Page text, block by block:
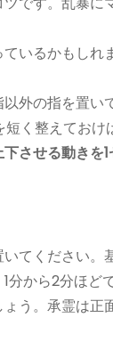
いるかもしれ
外の指を置
く整えておけ
下させる動きを
てください
から2分ほど
う。承霊は